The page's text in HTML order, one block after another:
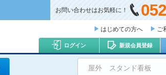
お問い合わせはお気軽に！
はじめての方へ ご
ログイン 新規会員登録
屋外 スタンド看板